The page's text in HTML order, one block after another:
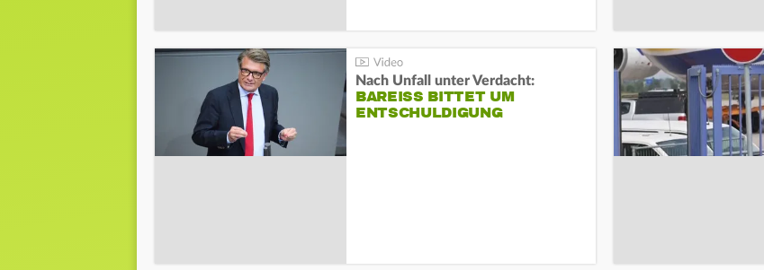
Nach Unfall unter Verdacht:
BAREISS BITTET UM E
NTSCHULDIGUNG